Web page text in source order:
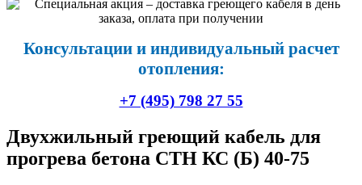
Консультации и индивидуальный расчет
отопления:
+7 (495) 798 27 55
Двухжильный греющий кабель для
прогрева бетона СТН КС (Б) 40-75